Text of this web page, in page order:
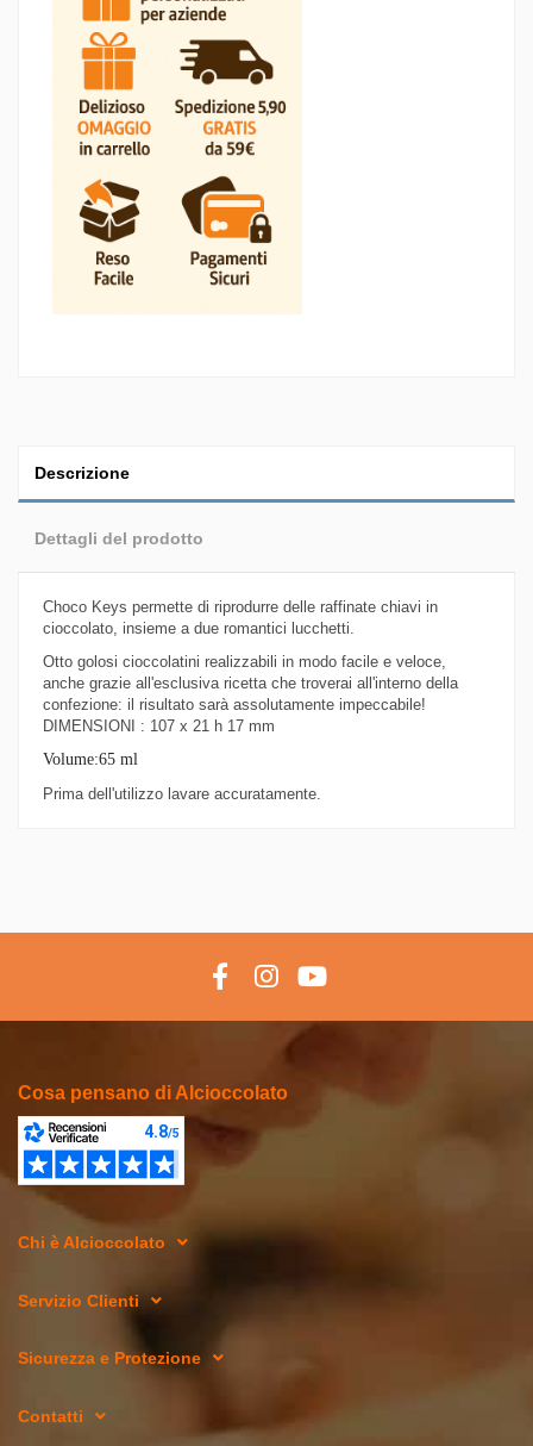
Descrizione
Dettagli del prodotto
Choco Keys permette di riprodurre delle raffinate chiavi in
cioccolato, insieme a due romantici lucchetti.
Otto golosi cioccolatini realizzabili in modo facile e veloce,
anche grazie all'esclusiva ricetta che troverai all'interno della
confezione: il risultato sarà assolutamente impeccabile!
DIMENSIONI : 107 x 21 h 17 mm
Volume:65 ml
Prima dell'utilizzo lavare accuratamente.
Cosa pensano di Alcioccolato
Chi è Alcioccolato
Servizio Clienti
Sicurezza e Protezione
Contatti